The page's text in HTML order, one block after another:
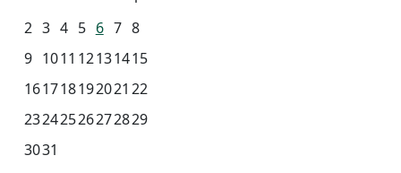
2 3 4 5 6 7 8
9 1011 12131415
161718192021 22
23242526272829
3031